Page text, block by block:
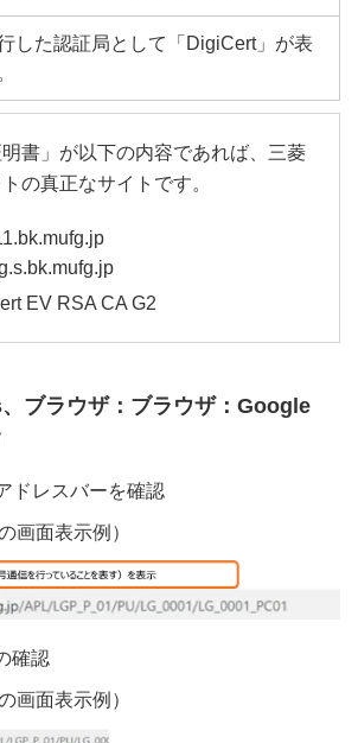
した認証局として「DigiCert」が表
書」が以下の内容であれば、三菱
の真正なサイトです。
EV RSA CA G2
ブラウザ：ブラウザ：Google
ドレスバーを確認
画面表示例）
確認
画面表示例）